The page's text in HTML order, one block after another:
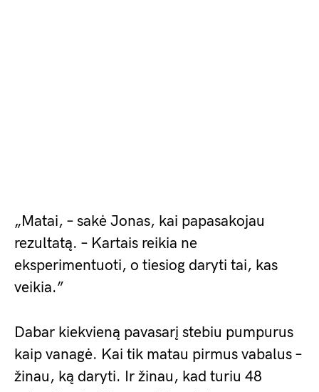
„Matai, – sakė Jonas, kai papasakojau
rezultatą. – Kartais reikia ne
eksperimentuoti, o tiesiog daryti tai, kas
veikia.”
Dabar kiekvieną pavasarį stebiu pumpurus
kaip vanagė. Kai tik matau pirmus vabalus –
žinau, ką daryti. Ir žinau, kad turiu 48